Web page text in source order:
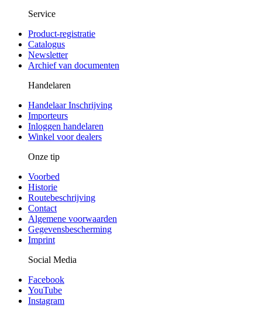
Service
Product-registratie
Catalogus
Newsletter
Archief van documenten
Handelaren
Handelaar Inschrijving
Importeurs
Inloggen handelaren
Winkel voor dealers
Onze tip
Voorbed
Historie
Routebeschrijving
Contact
Algemene voorwaarden
Gegevensbescherming
Imprint
Social Media
Facebook
YouTube
Instagram